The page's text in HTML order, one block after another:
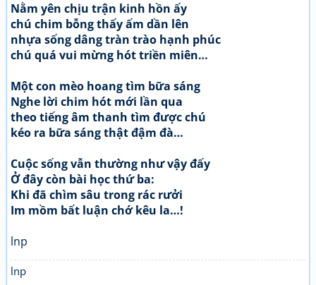
Nằm yên chịu trận kinh hồn ấy
chú chim bỗng thấy ấm dần lên
nhựa sống dâng tràn trào hạnh phúc
chú quá vui mừng hót triền miên…
Một con mèo hoang tìm bữa sáng
Nghe lời chim hót mới lần qua
theo tiếng âm thanh tìm được chú
kéo ra bữa sáng thật đậm đà…
Cuộc sống vẫn thường như vậy đấy
Ở đây còn bài học thứ ba:
Khi đã chìm sâu trong rác rưởi
Im mồm bất luận chớ kêu la…!
lnp
lnp